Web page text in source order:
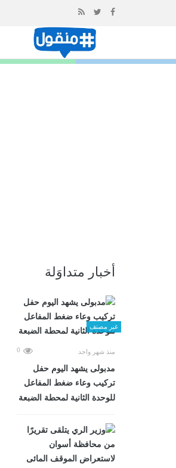
أخبار متداوَلة
غير مصنف
منذ شهر واحد 0
مدبولى يشهد اليوم حفل
تركيب وعاء ضغط المفاعل
للوحدة الثانية لمحطة الضبعة